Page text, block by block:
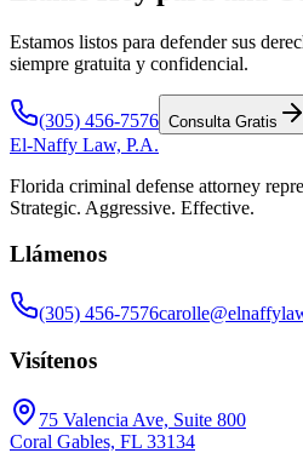
Estamos listos para defender sus
siempre gratuita y confidencial.
(305) 456-7576 Consulta Gratis
El-Naffy Law, P.A.
Florida criminal defense attorney
Strategic. Aggressive. Effective.
Llámenos
(305) 456-7576
Visítenos
75 Valencia Ave, Suite 800
Coral Gables, FL 33134